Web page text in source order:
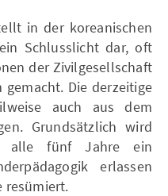
in der koreanischen
Schlusslicht dar, oft
der Zivilgesellschaft
Die derzeitige
auch aus dem
Grundsätzlich wird
alle fünf Jahre ein
erlassen
resümiert.